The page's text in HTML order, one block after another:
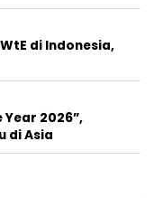
WtE di Indonesia,
2026”,
di Asia